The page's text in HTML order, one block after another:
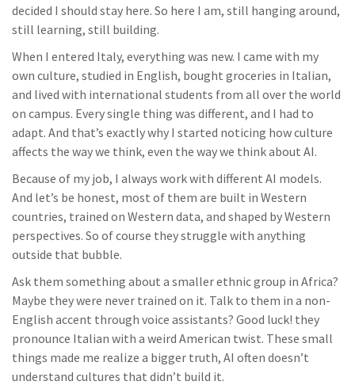
decided I should stay here. So here I am, still hanging around,
still learning, still building.
When I entered Italy, everything was new. I came with my
own culture, studied in English, bought groceries in Italian,
and lived with international students from all over the world
on campus. Every single thing was different, and I had to
adapt. And that’s exactly why I started noticing how culture
affects the way we think, even the way we think about AI.
Because of my job, I always work with different AI models.
And let’s be honest, most of them are built in Western
countries, trained on Western data, and shaped by Western
perspectives. So of course they struggle with anything
outside that bubble.
Ask them something about a smaller ethnic group in Africa?
Maybe they were never trained on it. Talk to them in a non-
English accent through voice assistants? Good luck! they
pronounce Italian with a weird American twist. These small
things made me realize a bigger truth, AI often doesn’t
understand cultures that didn’t build it.